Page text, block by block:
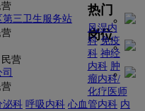
营
三卫生服务站
营
民营
营
热门
岗位
风湿内
科 免疫
科 神经
内科 肿
瘤内科/
化疗医师
泌科 呼吸内科 心血管内科 内